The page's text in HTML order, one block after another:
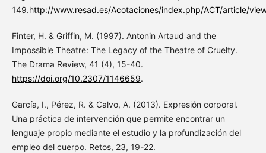
149.http://www.resad.es/Acotaciones/index.php/ACT/article/
Finter, H. & Griffin, M. (1997). Antonin Artaud and the
Impossible Theatre: The Legacy of the Theatre of Cruelty.
The Drama Review, 41 (4), 15-40.
https://doi.org/10.2307/1146659.
García, I., Pérez, R. & Calvo, A. (2013). Expresión corporal.
Una práctica de intervención que permite encontrar un
lenguaje propio mediante el estudio y la profundización del
empleo del cuerpo. Retos, 23, 19-22.